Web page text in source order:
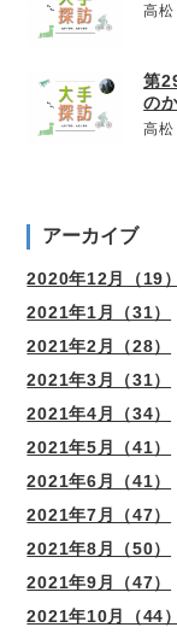
高
第
の
高
アーカイブ
2020年12月（19）
2021年1月（31）
2021年2月（28）
2021年3月（31）
2021年4月（34）
2021年5月（41）
2021年6月（41）
2021年7月（47）
2021年8月（50）
2021年9月（47）
2021年10月（44）